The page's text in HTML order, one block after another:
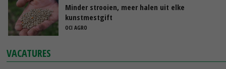
Minder strooien, meer halen uit elke
kunstmestgift
OCI AGRO
VACATURES